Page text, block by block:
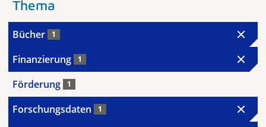
Thema
Bücher 1
Finanzierung 1
Förderung 1
Forschungsdaten 1